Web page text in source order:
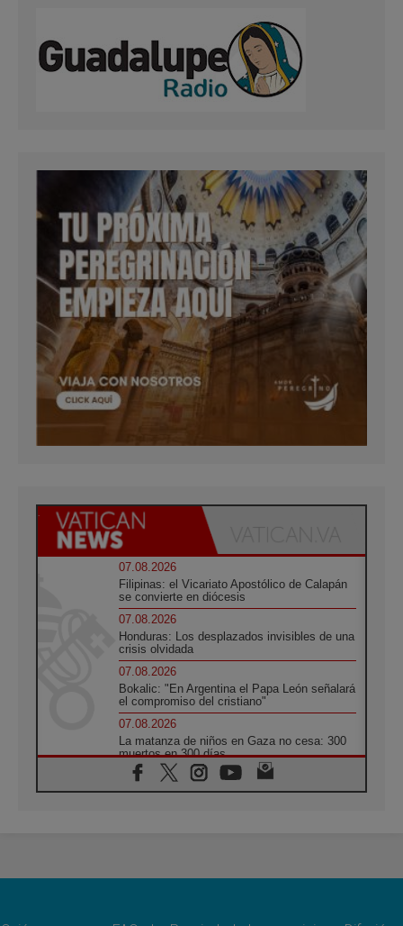
07.08.2026
Filipinas: el Vicariato Apostólico de Calapán
se convierte en diócesis
07.08.2026
Honduras: Los desplazados invisibles de una
crisis olvidada
07.08.2026
Bokalic: "En Argentina el Papa León señalará
el compromiso del cristiano"
07.08.2026
La matanza de niños en Gaza no cesa: 300
muertos en 300 días
07.08.2026
Tagle: La guerra desfigura el mundo, solo la
como misión al servicio del Evangelio